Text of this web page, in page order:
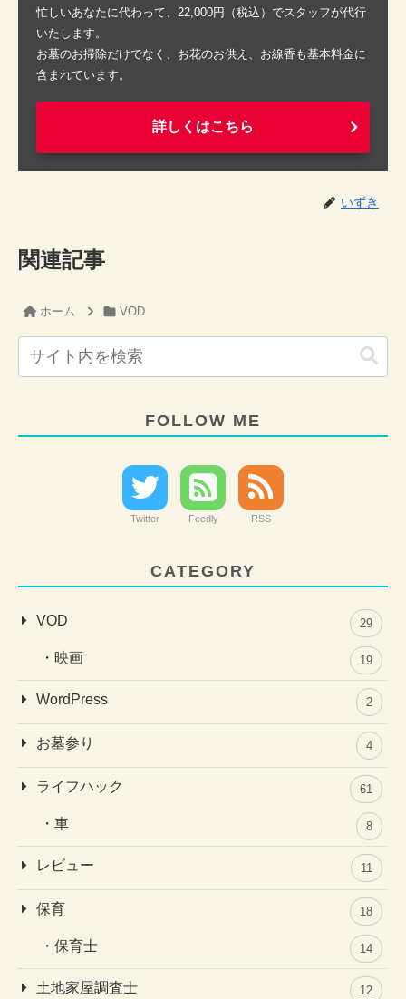
忙しいあなたに代わって、22,000円（税込）でスタッフが代行
いたします。
お墓のお掃除だけでなく、お花のお供え、お線香も基本料金に
含まれています。
詳しくはこちら
いずき
関連記事
ホーム VOD
FOLLOW ME
Twitter Feedly RSS
CATEGORY
VOD 29
映画 19
WordPress 2
お墓参り 4
ライフハック 61
車 8
レビュー 11
保育 18
保育士 14
土地家屋調査士 12